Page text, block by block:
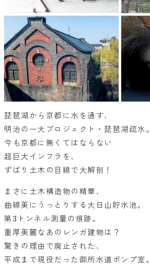
琵琶湖から京都に水を通す、
明治の一大プロジェクト・琵琶湖疏水。
今も京都に無くてはならない
超巨大インフラを、
ずばり土木の目線で大解剖！
まさに土木構造物の精華、
曲線美にうっとりする大日山貯水池。
第3トンネル測量の痕跡。
重厚美麗なあのレンガ建物は？
驚きの理由で廃止された、
平成まで現役だった御所水道ポンプ室。